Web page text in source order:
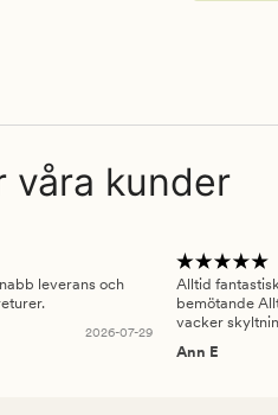
våra kunder
leverans och
2026-07-29
Alltid
bemötande
vacker
Ann E